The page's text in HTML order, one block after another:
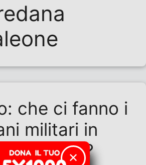
che ci fanno i
militari in
armata?
✕